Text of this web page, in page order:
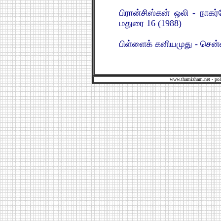
பிரான்சிஸ்கன் ஒலி -
மதுரை 16 (1988)
பிள்ளைக் கனியமுது -
www.thamizham.net -